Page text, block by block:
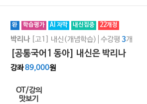
완 학습평가 AI 자막 내신집중 22개정
박리나 [고1] 내신(개념학습) 수강평 3개
[공통국어1 동아] 내신은 박리나
강좌89,000원
OT/강의
맛보기